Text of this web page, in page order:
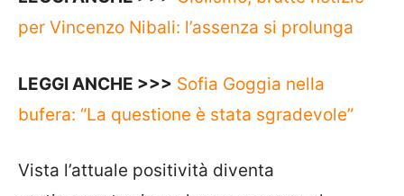
per Vincenzo Nibali: l’assenza si prolunga
LEGGI ANCHE >>> Sofia Goggia nella
bufera: “La questione è stata sgradevole”
Vista l’attuale positività diventa